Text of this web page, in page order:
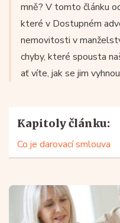
mně? V tomto článku
které v Dostupném
nemovitosti v
chyby, které spousta
ať víte, jak se jim
Kapitoly článku:
Co je darovací smlouva
Rychlý přehled